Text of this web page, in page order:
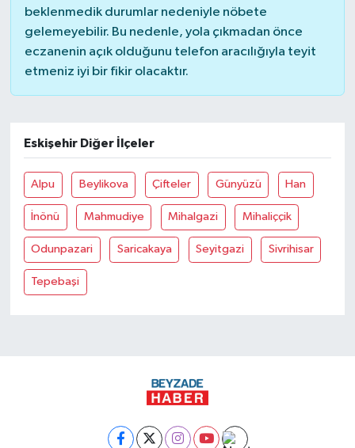
beklenmedik durumlar nedeniyle nöbete
gelemeyebilir. Bu nedenle, yola çıkmadan önce
eczanenin açık olduğunu telefon aracılığıyla teyit
etmeniz iyi bir fikir olacaktır.
Eskişehir Diğer İlçeler
Alpu Beylikova Çifteler Günyüzü Han
İnönü Mahmudiye Mihalgazi Mihaliççik
Odunpazari Saricakaya Seyitgazi Sivrihisar
Tepebaşi